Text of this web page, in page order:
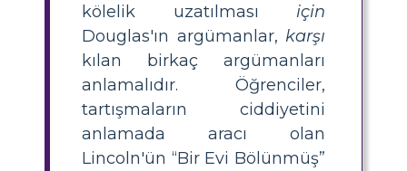
kölelik uzatılması için
Douglas'ın argümanlar, karşı
kılan birkaç argümanları
anlamalıdır. Öğrenciler,
tartışmaların ciddiyetini
anlamada aracı olan
Lincoln'ün “Bir Evi Bölünmüş”